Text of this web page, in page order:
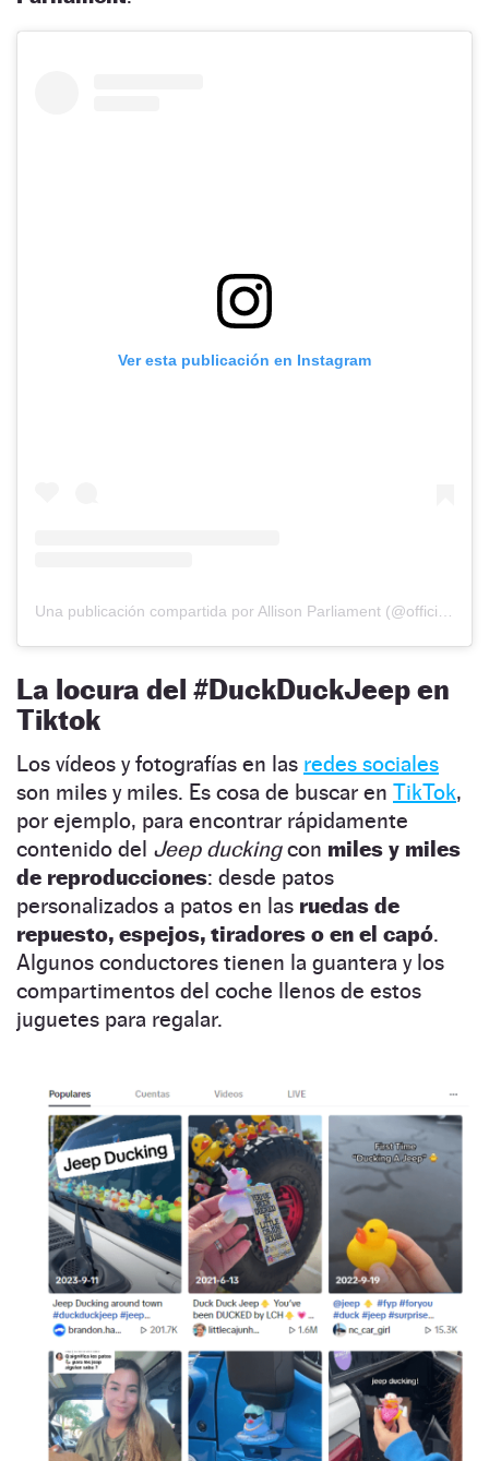
Ver esta publicación en Instagram
Una publicación compartida por Allison Parliament (@officialduckingjeepest2020)
La locura del #DuckDuckJeep en
Tiktok
Los vídeos y fotografías en las redes sociales
son miles y miles. Es cosa de buscar en TikTok,
por ejemplo, para encontrar rápidamente
contenido del Jeep duckingcon miles y miles
de reproducciones: desde patos
personalizados a patos en las ruedas de
repuesto, espejos, tiradores o en el capó.
Algunos conductores tienen la guantera y los
compartimentos del coche llenos de estos
juguetes para regalar.